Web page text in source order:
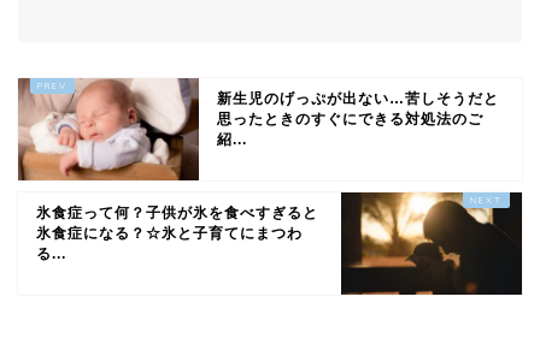
新生児のげっぷが出ない…苦しそうだと
思ったときのすぐにできる対処法のご
紹...
氷食症って何？子供が氷を食べすぎると
氷食症になる？☆氷と子育てにまつわ
る...